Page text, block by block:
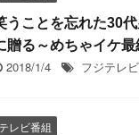
うことを忘れた30
贈る～めちゃイケ
2018/1/4 フジテレビ
テレビ番組